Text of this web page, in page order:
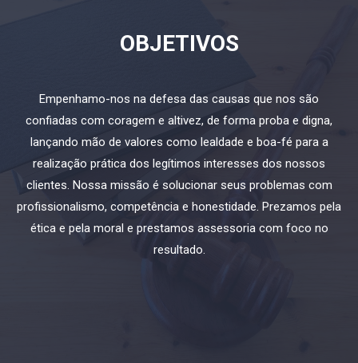
OBJETIVOS
Empenhamo-nos na defesa das causas que nos são
confiadas com coragem e altivez, de forma proba e digna,
lançando mão de valores como lealdade e boa-fé para a
realização prática dos legítimos interesses dos nossos
clientes. Nossa missão é solucionar seus problemas com
profissionalismo, competência e honestidade. Prezamos pela
ética e pela moral e prestamos assessoria com foco no
resultado.